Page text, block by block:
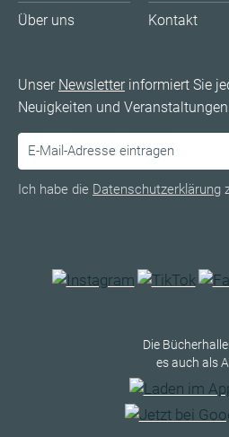
Über uns Kontakt
Unser Newsletterinformiert Sie
Neuigkeiten und
Ich habe die Datenschutzerklärung
Die
es auch als